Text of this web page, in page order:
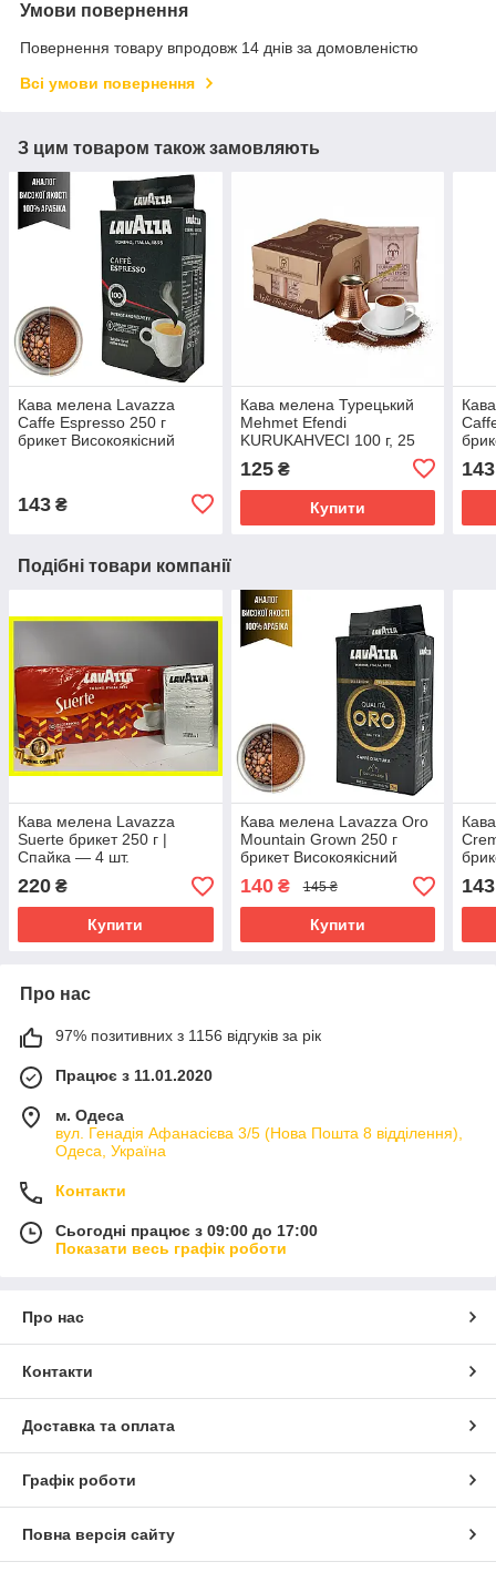
Умови повернення
Повернення товару впродовж 14 днів за домовленістю
Всі умови повернення
З цим товаром також замовляють
Кава мелена Lavazza
Caffe Espresso 250 г
брикет Високоякісний
143 ₴
Кава мелена Турецький
Mehmet Efendi
KURUKAHVECI 100 г, 25
шт. у ящику (ОРІГИНАЛ!)
125₴
Купити
143
Подібні товари компанії
Кава мелена Lavazza
Suerte брикет 250 г |
Спайка — 4 шт.
220 ₴
Купити
Кава мелена Lavazza Oro
Mountain Grown 250 г
брикет Високоякісний
аналог Польща
140₴ 145 ₴
Купити
143
Про нас
97% позитивних з 1156 відгуків за рік
Працює з 11.01.2020
м. Одеса
вул. Генадія Афанасієва 3/5 (Нова Пошта 8 відділення),
Одеса, Україна
Контакти
Сьогодні працює з 09:00 до 17:00
Показати весь графік роботи
Про нас
Контакти
Доставка та оплата
Графік роботи
Повна версія сайту